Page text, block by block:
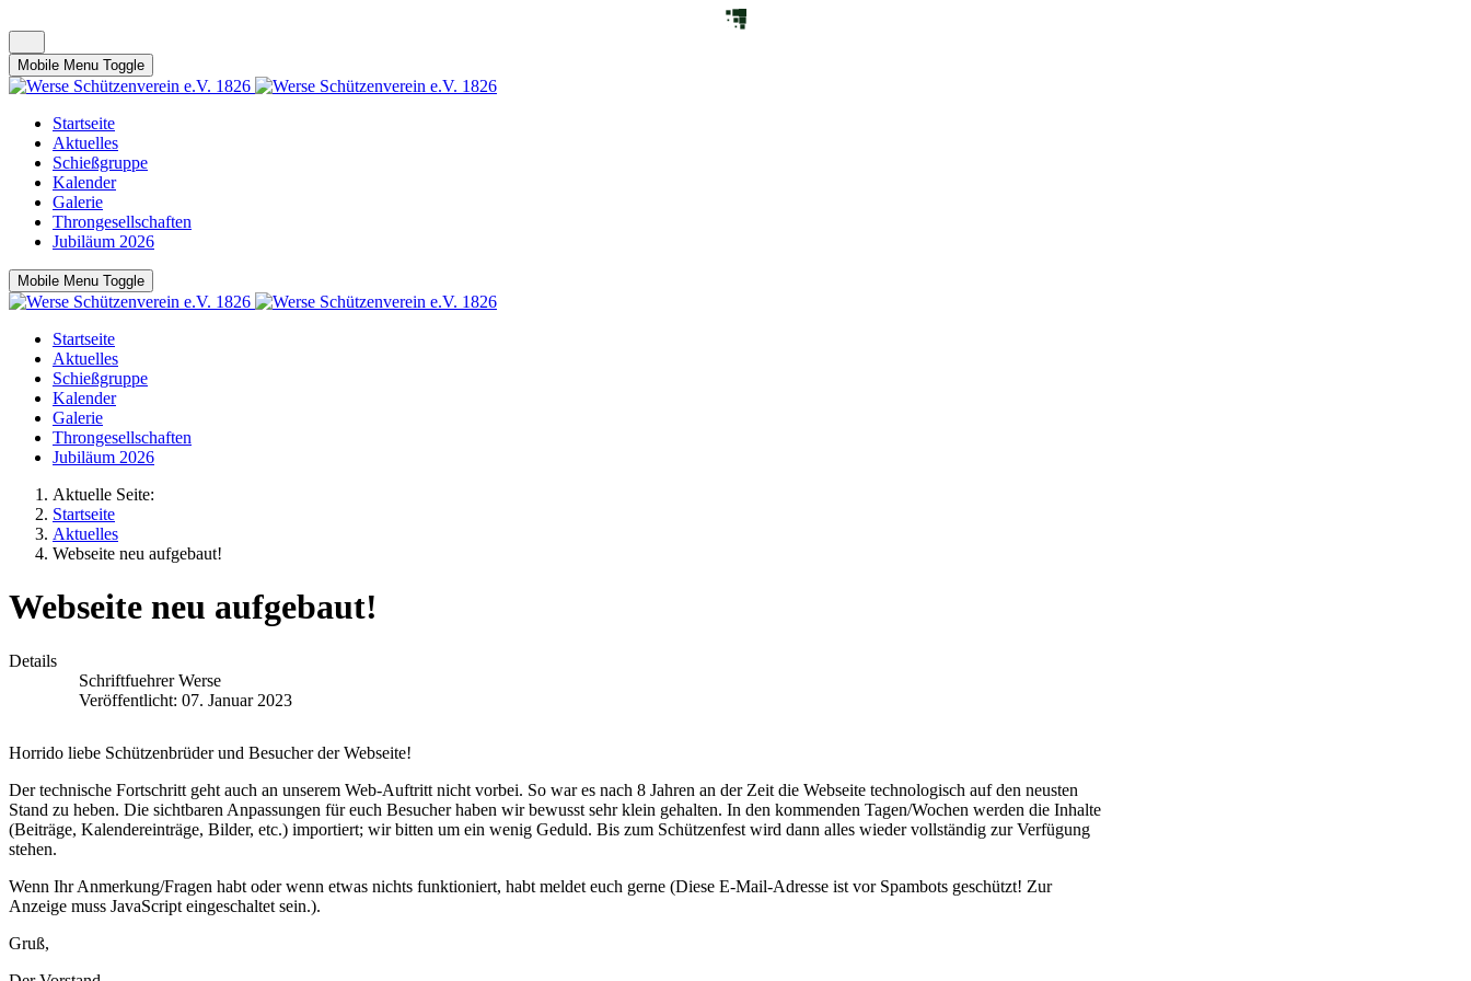
Mobile Menu Toggle
Startseite
Aktuelles
Schießgruppe
Kalender
Galerie
Throngesellschaften
Jubiläum 2026
Mobile Menu Toggle
Startseite
Aktuelles
Schießgruppe
Kalender
Galerie
Throngesellschaften
Jubiläum 2026
Aktuelle Seite:
Startseite
Aktuelles
Webseite neu aufgebaut!
Webseite neu aufgebaut!
Details
Schriftfuehrer Werse
Veröffentlicht: 07. Januar 2023
Horrido liebe Schützenbrüder und Besucher der Webseite!
Der technische Fortschritt geht auch an unserem Web-Auftritt nicht vorbei. So war es nach 8 Jahren an der Zeit die Webseite technologisch auf den neusten
Stand zu heben. Die sichtbaren Anpassungen für euch Besucher haben wir bewusst sehr klein gehalten. In den kommenden Tagen/Wochen werden die Inhalte
(Beiträge, Kalendereinträge, Bilder, etc.) importiert; wir bitten um ein wenig Geduld. Bis zum Schützenfest wird dann alles wieder vollständig zur Verfügung
stehen.
Wenn Ihr Anmerkung/Fragen habt oder wenn etwas nichts funktioniert, habt meldet euch gerne (Diese E-Mail-Adresse ist vor Spambots geschützt! Zur
Anzeige muss JavaScript eingeschaltet sein.).
Gruß,